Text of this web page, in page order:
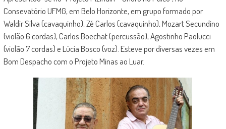
Consevatório UFMG, em Belo Horizonte, em grupo formado por
Waldir Silva (cavaquinho), Zé Carlos (cavaquinho), Mozart Secundino
(violão 6 cordas), Carlos Boechat (percussão), Agostinho Paolucci
(violão 7 cordas) e Lúcia Bosco (voz). Esteve por diversas vezes em
Bom Despacho com o Projeto Minas ao Luar.